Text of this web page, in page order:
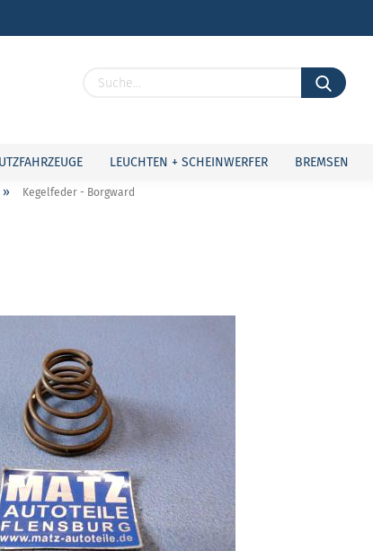
LEUCHTEN + SCHEINWERFER BREMSEN
» Kegelfeder - Borgward